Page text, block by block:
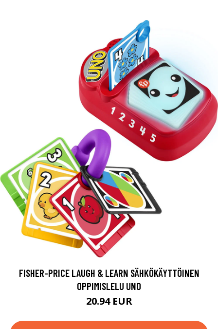
FISHER-PRICE LAUGH & LEARN SÄHKÖKÄYTTÖINEN
OPPIMISLELU UNO
20.94 EUR